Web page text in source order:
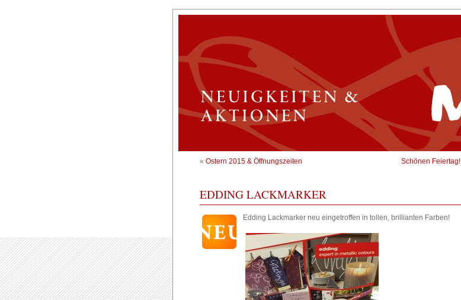
« Ostern 2015 & Öffnungszeiten Schönen Feiertag!
EDDING LACKMARKER
Edding Lackmarker neu eingetroffen in tollen, brillianten Farben!